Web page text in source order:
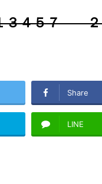
３４５７ ２
Share
LINE